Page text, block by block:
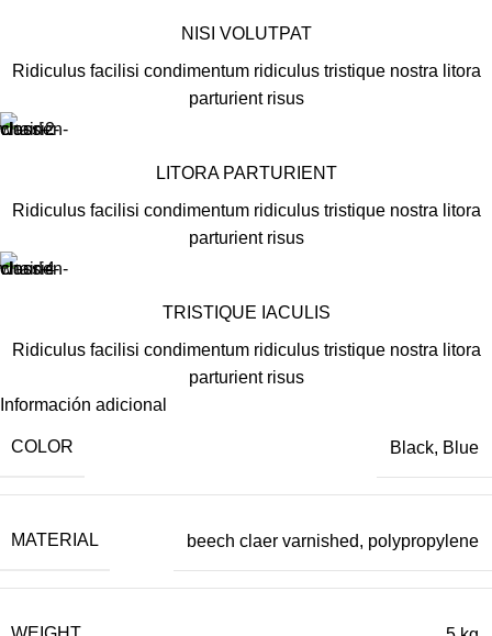
NISI VOLUTPAT
Ridiculus facilisi condimentum ridiculus tristique nostra litora
parturient risus
LITORA PARTURIENT
Ridiculus facilisi condimentum ridiculus tristique nostra litora
parturient risus
TRISTIQUE IACULIS
Ridiculus facilisi condimentum ridiculus tristique nostra litora
parturient risus
Información adicional
COLOR Black, Blue
MATERIAL beech claer varnished, polypropylene